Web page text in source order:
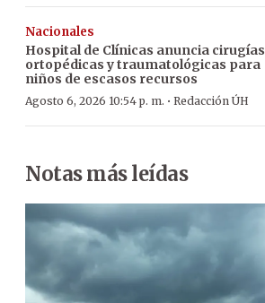
Nacionales
Hospital de Clínicas anuncia cirugías
ortopédicas y traumatológicas para
niños de escasos recursos
Agosto 6, 2026 10:54 p. m. · Redacción ÚH
Notas más leídas